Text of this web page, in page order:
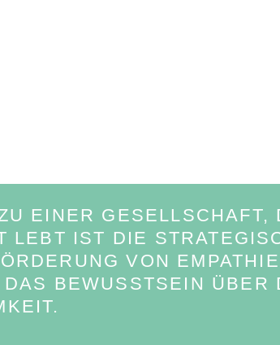
EINER GESELLSCHAFT,
LEBT IST DIE
VON
BEWUSSTSEIN ÜBER